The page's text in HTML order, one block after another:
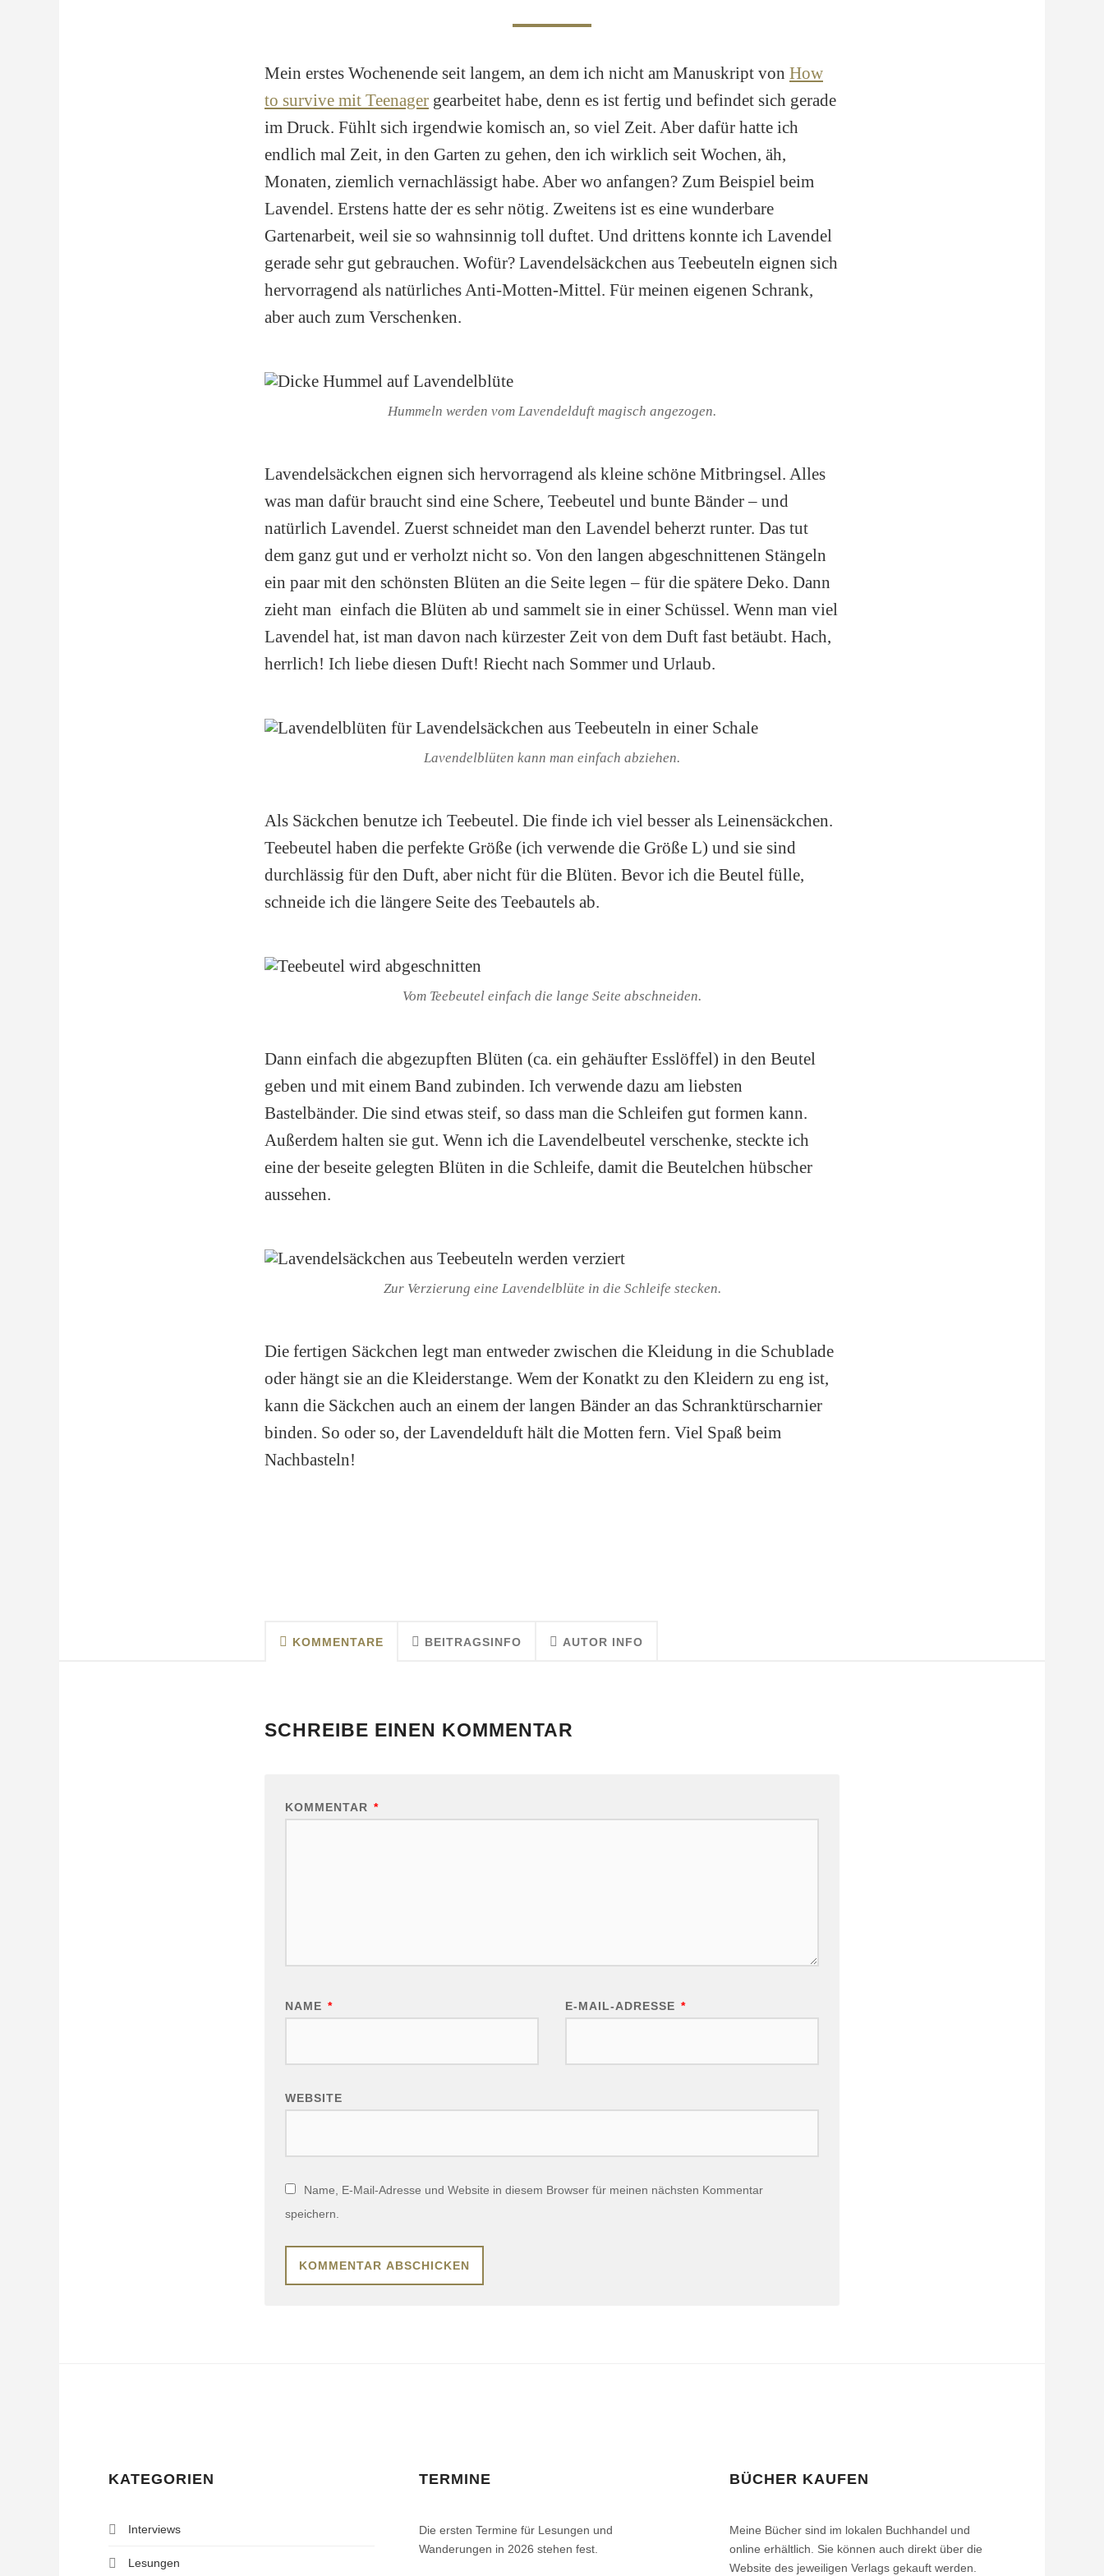
Mein erstes Wochenende seit langem, an dem ich nicht am Manuskript von How
to survive mit Teenager gearbeitet habe, denn es ist fertig und befindet sich gerade
im Druck. Fühlt sich irgendwie komisch an, so viel Zeit. Aber dafür hatte ich
endlich mal Zeit, in den Garten zu gehen, den ich wirklich seit Wochen, äh,
Monaten, ziemlich vernachlässigt habe. Aber wo anfangen? Zum Beispiel beim
Lavendel. Erstens hatte der es sehr nötig. Zweitens ist es eine wunderbare
Gartenarbeit, weil sie so wahnsinnig toll duftet. Und drittens konnte ich Lavendel
gerade sehr gut gebrauchen. Wofür? Lavendelsäckchen aus Teebeuteln eignen sich
hervorragend als natürliches Anti-Motten-Mittel. Für meinen eigenen Schrank,
aber auch zum Verschenken.
Hummeln werden vom Lavendelduft magisch angezogen.
Lavendelsäckchen eignen sich hervorragend als kleine schöne Mitbringsel. Alles
was man dafür braucht sind eine Schere, Teebeutel und bunte Bänder – und
natürlich Lavendel. Zuerst schneidet man den Lavendel beherzt runter. Das tut
dem ganz gut und er verholzt nicht so. Von den langen abgeschnittenen Stängeln
ein paar mit den schönsten Blüten an die Seite legen – für die spätere Deko. Dann
zieht man einfach die Blüten ab und sammelt sie in einer Schüssel. Wenn man viel
Lavendel hat, ist man davon nach kürzester Zeit von dem Duft fast betäubt. Hach,
herrlich! Ich liebe diesen Duft! Riecht nach Sommer und Urlaub.
Lavendelblüten kann man einfach abziehen.
Als Säckchen benutze ich Teebeutel. Die finde ich viel besser als Leinensäckchen.
Teebeutel haben die perfekte Größe (ich verwende die Größe L) und sie sind
durchlässig für den Duft, aber nicht für die Blüten. Bevor ich die Beutel fülle,
schneide ich die längere Seite des Teebautels ab.
Vom Teebeutel einfach die lange Seite abschneiden.
Dann einfach die abgezupften Blüten (ca. ein gehäufter Esslöffel) in den Beutel
geben und mit einem Band zubinden. Ich verwende dazu am liebsten
Bastelbänder. Die sind etwas steif, so dass man die Schleifen gut formen kann.
Außerdem halten sie gut. Wenn ich die Lavendelbeutel verschenke, steckte ich
eine der beseite gelegten Blüten in die Schleife, damit die Beutelchen hübscher
aussehen.
Zur Verzierung eine Lavendelblüte in die Schleife stecken.
Die fertigen Säckchen legt man entweder zwischen die Kleidung in die Schublade
oder hängt sie an die Kleiderstange. Wem der Konatkt zu den Kleidern zu eng ist,
kann die Säckchen auch an einem der langen Bänder an das Schranktürscharnier
binden. So oder so, der Lavendelduft hält die Motten fern. Viel Spaß beim
Nachbasteln!
KOMMENTARE BEITRAGSINFO AUTOR INFO
SCHREIBE EINEN KOMMENTAR
KOMMENTAR *
NAME * E-MAIL-ADRESSE *
WEBSITE
Name, E-Mail-Adresse und Website in diesem Browser für meinen nächsten Kommentar
speichern.
KATEGORIEN
Interviews
Lesungen
TERMINE
Die ersten Termine für Lesungen und
Wanderungen in 2026 stehen fest.
BÜCHER KAUFEN
Meine Bücher sind im lokalen Buchhandel und
online erhältlich. Sie können auch direkt über die
Website des jeweiligen Verlags gekauft werden.